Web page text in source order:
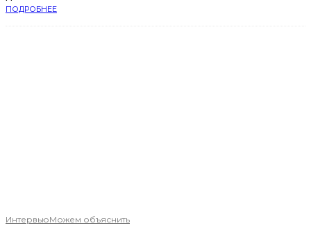
ПОДРОБНЕЕ
ИнтервьюМожем объяснить